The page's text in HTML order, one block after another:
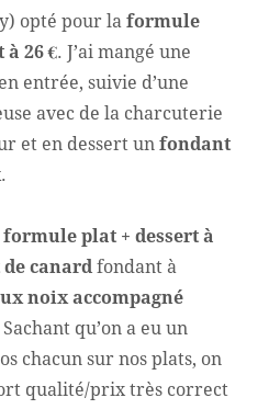
opté pour laformule
à 26 €. J’ai mangé une
en entrée, suivie d’une
avec de la charcuterie
et en dessert unfondant
.
formule plat + dessert à
canard fondant à
noix accompagné
Sachant qu’on a eu un
chacun sur nos plats, on
qualité/prix très correct